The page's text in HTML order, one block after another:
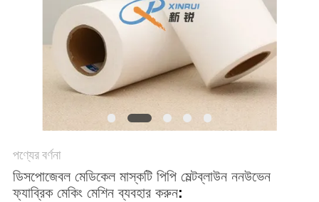
গোপনীয়তা
নীতি
পণ্যের বর্ণনা
ডিসপোজেবল মেডিকেল মাস্কটি পিপি মেল্টব্লাউন ননউভেন
ফ্যাব্রিক মেকিং মেশিন ব্যবহার করুন: